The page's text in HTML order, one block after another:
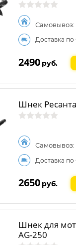
Самовывоз:
Доставка
2490 руб.
Шнек
Самовывоз:
Доставка
2650 руб.
Шнек для
AG-250